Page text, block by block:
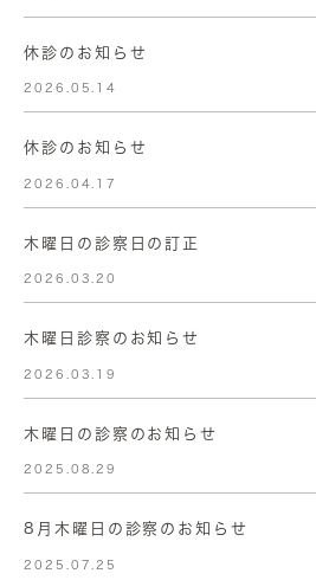
休診のお知らせ
2026.05.14
休診のお知らせ
2026.04.17
木曜日の診察日の訂正
2026.03.20
木曜日診察のお知らせ
2026.03.19
木曜日の診察のお知らせ
2025.08.29
8月木曜日の診察のお知らせ
2025.07.25